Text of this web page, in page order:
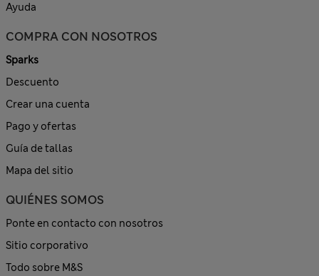
Ayuda
COMPRA CON NOSOTROS
Sparks
Descuento
Crear una cuenta
Pago y ofertas
Guía de tallas
Mapa del sitio
QUIÉNES SOMOS
Ponte en contacto con nosotros
Sitio corporativo
Todo sobre M&S